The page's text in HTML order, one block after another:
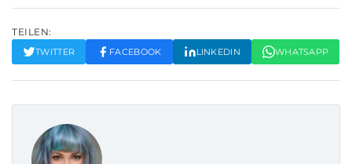
TEILEN:
TWITTER FACEBOOK LINKEDIN WHATSAPP